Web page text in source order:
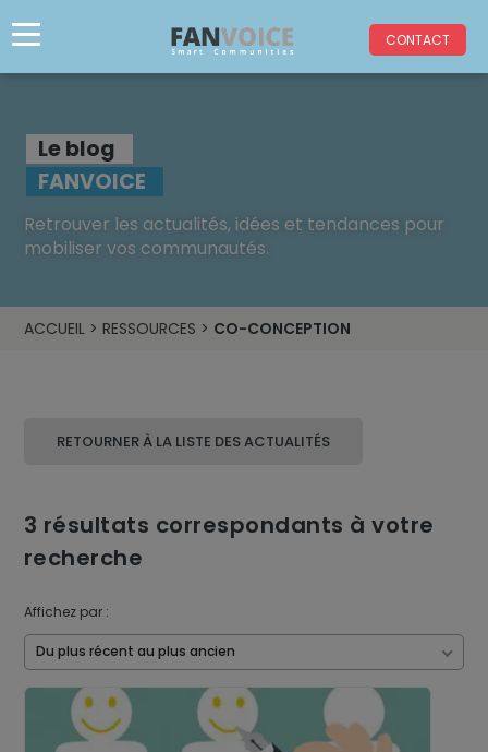
CONTACT
Le blog
FANVOICE
Retrouver les actualités, idées et tendances pour
mobiliser vos communautés.
ACCUEIL> RESSOURCES > CO-CONCEPTION
RETOURNER À LA LISTE DES ACTUALITÉS
3 résultats correspondants à votre
recherche
Affichez par :
Du plus récent au plus ancien